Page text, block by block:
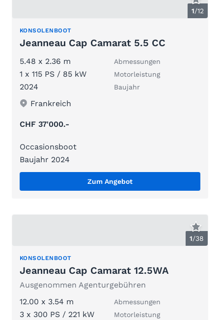
1/12
KONSOLENBOOT
Jeanneau Cap Camarat 5.5 CC
5.48 x 2.36 m Abmessungen
1 x 115 PS / 85 kW Motorleistung
2024 Baujahr
Frankreich
CHF 37'000.-
Occasionsboot
Baujahr 2024
Zum Angebot
1/38
KONSOLENBOOT
Jeanneau Cap Camarat 12.5WA
Ausgenommen Agenturgebühren
12.00 x 3.54 m
Abmessungen
3 x 300 PS / 221 kW Motorleistung